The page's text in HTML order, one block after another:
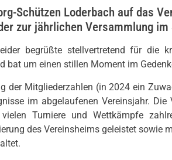
Schützen Loderbach auf das
zur jährlichen Versammlung im
begrüßte stellvertretend für die
bat um einen stillen Moment im
der Mitgliederzahlen (in 2024 ein
im abgelaufenen Vereinsjahr.
Turniere und Wettkämpfe
des Vereinsheims geleistet sowie